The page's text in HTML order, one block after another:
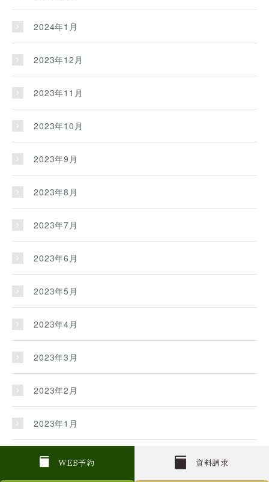
W EB予約 資料請求
2024年1月
2023年12月
2023年11月
2023年10月
2023年9月
2023年8月
2023年7月
2023年6月
2023年5月
2023年4月
2023年3月
2023年2月
2023年1月
2022年12月